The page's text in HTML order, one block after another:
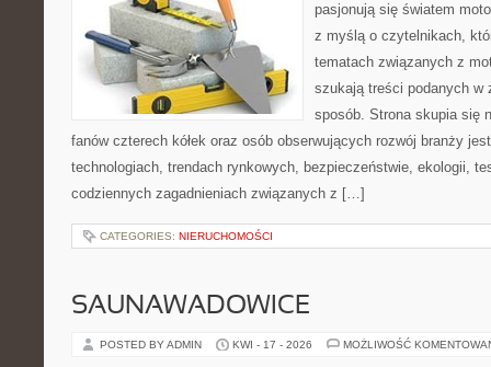
pasjonują się światem
z myślą o czytelnikach,
tematach związanych z
szukają treści podanych w
sposób. Strona skupia się
fanów czterech kółek oraz osób obserwujących rozwój branży
technologiach, trendach rynkowych, bezpieczeństwie, ekologii,
codziennych zagadnieniach związanych z […]
CATEGORIES: NIERUCHOMOŚCI
SAUNAWADOWICE
POSTED BY ADMIN KWI - 17 - 2026 MOŻLIWOŚĆ